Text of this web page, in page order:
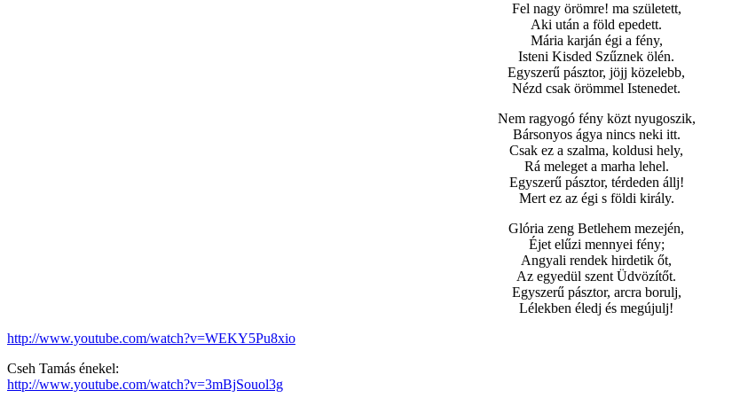
Fel nagy örömre! ma született,
Aki után a föld epedett.
Mária karján égi a fény,
Isteni Kisded Szűznek ölén.
Egyszerű pásztor, jöjj közelebb,
Nézd csak örömmel Istenedet.
Nem ragyogó fény közt nyugoszik,
Bársonyos ágya nincs neki itt.
Csak ez a szalma, koldusi hely,
Rá meleget a marha lehel.
Egyszerű pásztor, térdeden állj!
Mert ez az égi s földi király.
Glória zeng Betlehem mezején,
Éjet elűzi mennyei fény;
Angyali rendek hirdetik őt,
Az egyedül szent Üdvözítőt.
Egyszerű pásztor, arcra borulj,
Lélekben éledj és megújulj!
http://www.youtube.com/watch?v=WEKY5Pu8xio
Cseh Tamás énekel:
http://www.youtube.com/watch?v=3mBjSouol3g